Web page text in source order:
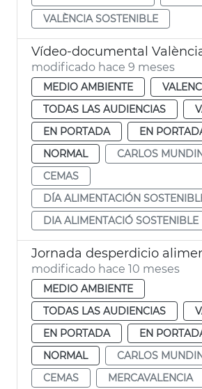
VALÈNCIA SOSTENIBLE
modificado hace 9 meses
MEDIO AMBIENTE
TODAS LAS AUDIENCIAS
EN PORTADA
EN
NORMAL
CARLOS
CEMAS
DÍA ALIMENTACIÓN
DIA ALIMENTACIÓ SOSTENIBLE
modificado hace 10 meses
MEDIO AMBIENTE
TODAS LAS AUDIENCIAS
EN PORTADA
EN
NORMAL
CARLOS
CEMAS
MERCAVALENCIA